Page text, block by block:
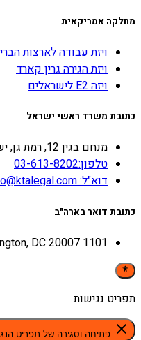
מחלקה אמריקאית
ויזת עבודה לארצות
ויזת הגירה גרין קארד
ויזה E2 לישראלים
כתובת משרד ראשי ישראל
מנחם בגין 12, רמת גן, ישראל
טלפון:03-613-8202
דוא"ל: info@ktalegal.com
כתובת דואר בארה"ב
1101 30th Street NW Suite 500 Washington, DC 20007
תפריט נגישות
close פתיחה וסגירה של תפריט